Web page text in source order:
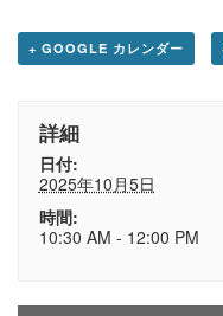
+ GOOGLE カレンダー
詳細
日付:
2025年10月5日
時間:
10:30 AM - 12:00 PM